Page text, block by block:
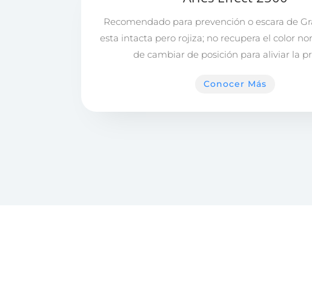
Recomendado para prevención o escara de
esta intacta pero rojiza; no recupera el color
de cambiar de posición para aliviar la
Conocer Más